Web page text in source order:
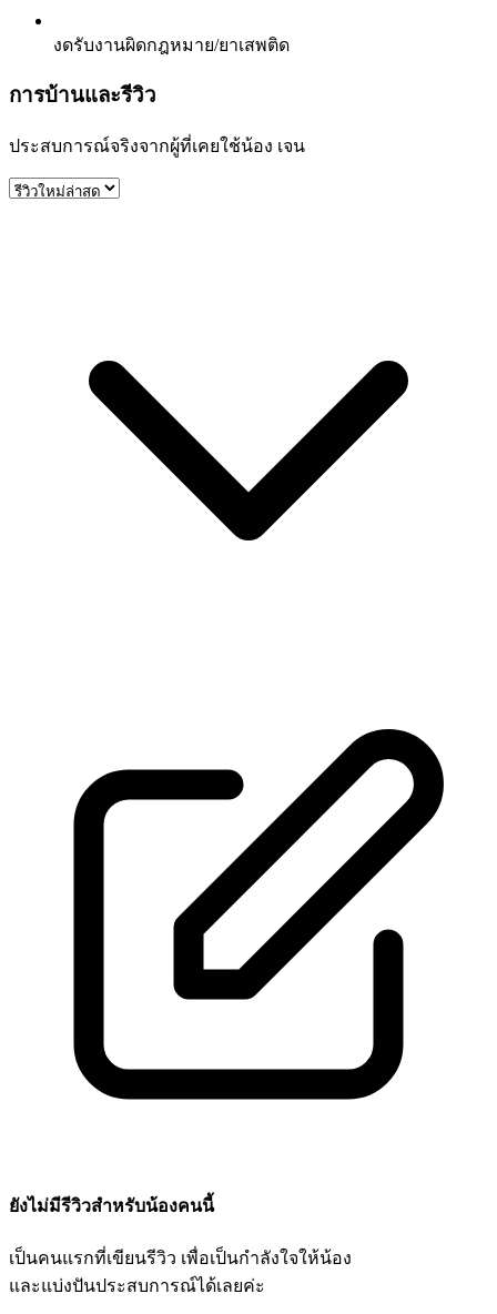
งดรับงานผิดกฎหมาย/ยาเสพติด
การบ้านและรีวิว
ประสบการณ์จริงจากผู้ที่เคยใช้น้อง เจน
ยังไม่มีรีวิวสำหรับน้องคนนี้
เป็นคนแรกที่เขียนรีวิว เพื่อเป็นกำลังใจให้น้อง
และแบ่งปันประสบการณ์ได้เลยค่ะ